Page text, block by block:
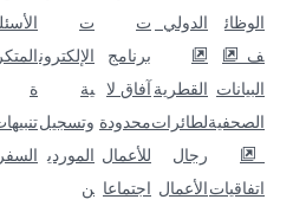
الوظائ
ف
البيانات
الصحفية
اتفاقيات
الدولي
القطرية
لطائرات
رجال
الأعمال
ت
برنامج
آفاق لا
محدودة
للأعمال
اجتماعا
الإلكترون
ية
وتسجيل
الموردي
ن
الأسئلة
المتكرر
تنبيهات
السفر